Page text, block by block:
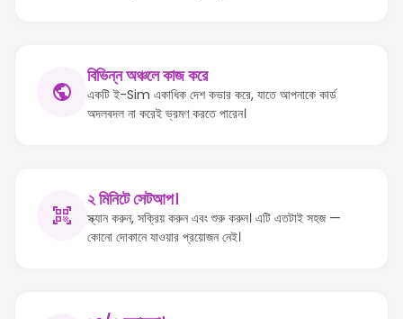
বিভিন্ন অঞ্চলে কাজ করে
একটি ই-Sim একাধিক দেশ কভার করে, যাতে আপনাকে কার্ড
অদলবদল না করেই ভ্রমণ করতে পারেন।
২ মিনিটে সেটআপ।
স্ক্যান করুন, সক্রিয় করুন এবং শুরু করুন। এটি এতটাই সহজ —
কোনো দোকানে যাওয়ার প্রয়োজন নেই।